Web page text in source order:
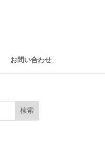
お問い合わせ